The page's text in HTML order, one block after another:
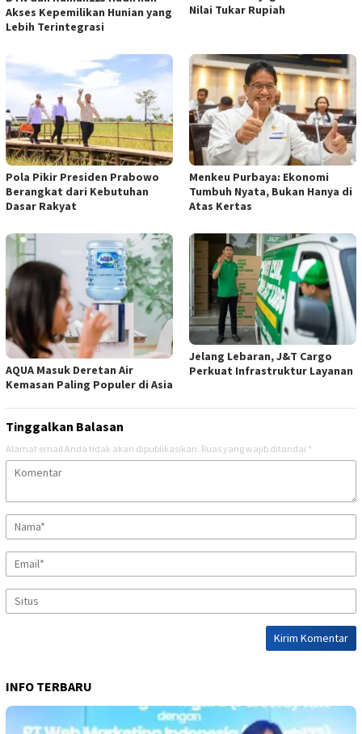
Akses Kepemilikan Hunian yang
Lebih Terintegrasi
Nilai Tukar Rupiah
Pola Pikir Presiden Prabowo
Berangkat dari Kebutuhan
Dasar Rakyat
Menkeu Purbaya: Ekonomi
Tumbuh Nyata, Bukan Hanya di
Atas Kertas
AQUA Masuk Deretan Air
Kemasan Paling Populer di Asia
Jelang Lebaran, J&T Cargo
Perkuat Infrastruktur Layanan
Tinggalkan Balasan
Alamat email Anda tidak akan dipublikasikan. Ruas yang wajib ditandai *
INFO TERBARU